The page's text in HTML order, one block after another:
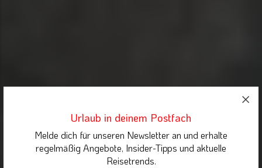
Urlaub in deinem Postfach
Melde dich für unseren Newsletter an und erhalte
regelmäßig Angebote, Insider-Tipps und aktuelle
Reisetrends.